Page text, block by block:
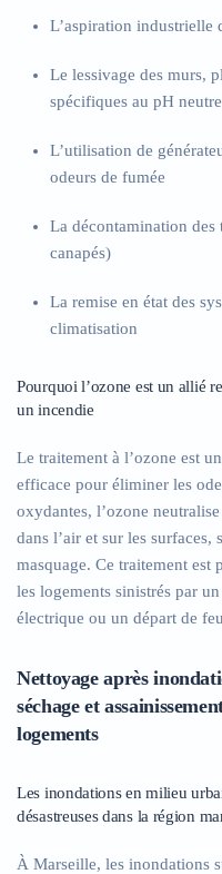
L’aspiration industrielle
Le lessivage des murs,
spécifiques au pH neutre
L’utilisation de
odeurs de fumée
La décontamination des
canapés)
La remise en état des
climatisation
Pourquoi l’ozone est un allié
un incendie
Le traitement à l’ozone est
efficace pour éliminer les
oxydantes, l’ozone
dans l’air et sur les surfaces,
masquage. Ce traitement
les logements sinistrés par
électrique ou un départ de
Nettoyage après
séchage et
logements
Les inondations en milieu
désastreuses dans la région
À Marseille, les inondations